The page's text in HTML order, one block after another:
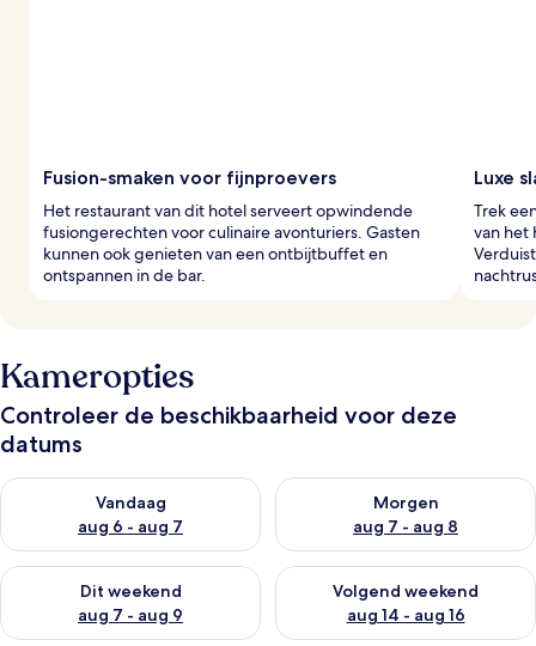
Fusion-smaken voor fijnproevers
Het restaurant van dit hotel serveert opwindende
fusiongerechten voor culinaire avonturiers. Gasten
kunnen ook genieten van een ontbijtbuffet en
ontspannen in de bar.
Luxe
Trek
van het
Kameropties
Controleer de beschikbaarheid voor deze
datums
Vandaag
aug 6 - aug 7
De beschikbaarheid controleren voor vanavond aug 6 - aug 7
Morgen
aug 7 - aug 8
De beschikbaarheid
Dit weekend
aug 7 - aug 9
De beschikbaarheid controleren voor dit weekend aug 7 -
Volgend weekend
aug 14 - aug 16
De beschikbaarheid